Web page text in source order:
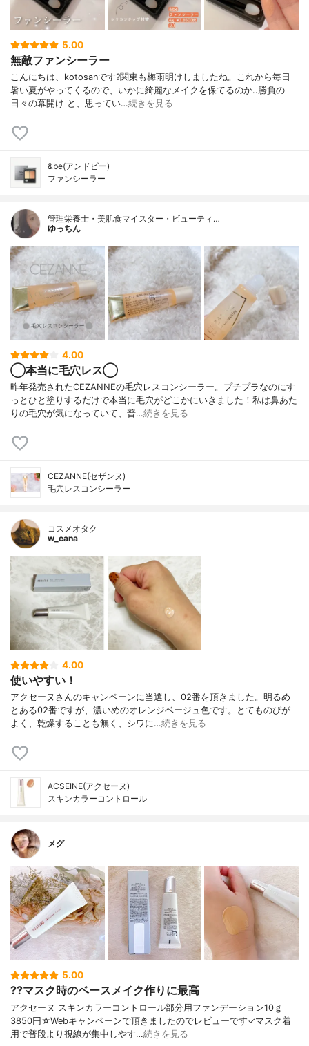
5.00
無敵ファンシーラー
こんにちは、kotosanです?関東も梅雨明けしましたね。これから毎日
暑い夏がやってくるので、いかに綺麗なメイクを保てるのか..勝負の
日々の幕開け と、思ってい…続きを見る
&be(アンドビー)
ファンシーラー
管理栄養士・美肌食マイスター・ビューティ…
ゆっちん
4.00
◯本当に毛穴レス◯
昨年発売されたCEZANNEの毛穴レスコンシーラー。プチプラなのにす
っとひと塗りするだけで本当に毛穴がどこかにいきました！私は鼻あた
りの毛穴が気になっていて、普…続きを見る
CEZANNE(セザンヌ)
毛穴レスコンシーラー
コスメオタク
w_cana
4.00
使いやすい！
アクセーヌさんのキャンペーンに当選し、02番を頂きました。明るめ
とある02番ですが、濃いめのオレンジベージュ色です。とてものびが
よく、乾燥することも無く、シワに…続きを見る
ACSEINE(アクセーヌ)
スキンカラーコントロール
メグ
5.00
??マスク時のベースメイク作りに最高
アクセーヌ スキンカラーコントロール部分用ファンデーション10ｇ
3850円☆Webキャンペーンで頂きましたのでレビューです✓マスク着
用で普段より視線が集中しやす…続きを見る